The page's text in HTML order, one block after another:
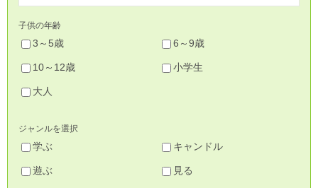
子供の年齢
3～5歳 6～9歳
10～12歳 小学生
大人
ジャンルを選択
学ぶ キャンドル
遊ぶ 見る